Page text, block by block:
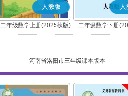
人教版
二年级数学上册(2025秋版)
人
二年级数学下册
河南省洛阳市三年级课本版本